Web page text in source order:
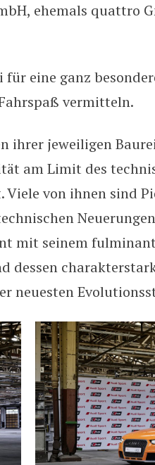
ehemals quattro
für eine ganz
vermitteln.
ihrer jeweiligen
am Limit des
von ihnen sind
mit seinem
dessen
neuesten